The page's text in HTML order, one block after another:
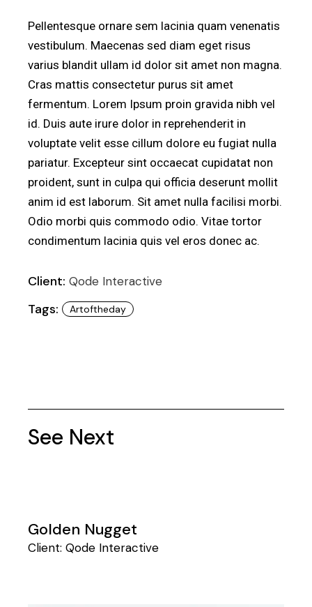
Pellentesque ornare sem lacinia quam venenatis
vestibulum. Maecenas sed diam eget risus
varius blandit ullam id dolor sit amet non magna.
Cras mattis consectetur purus sit amet
fermentum. Lorem Ipsum proin gravida nibh vel
id. Duis aute irure dolor in reprehenderit in
voluptate velit esse cillum dolore eu fugiat nulla
pariatur. Excepteur sint occaecat cupidatat non
proident, sunt in culpa qui officia deserunt mollit
anim id est laborum. Sit amet nulla facilisi morbi.
Odio morbi quis commodo odio. Vitae tortor
condimentum lacinia quis vel eros donec ac.
Client: Qode Interactive
Tags: Artoftheday
See Next
Golden Nugget
Client:Qode Interactive